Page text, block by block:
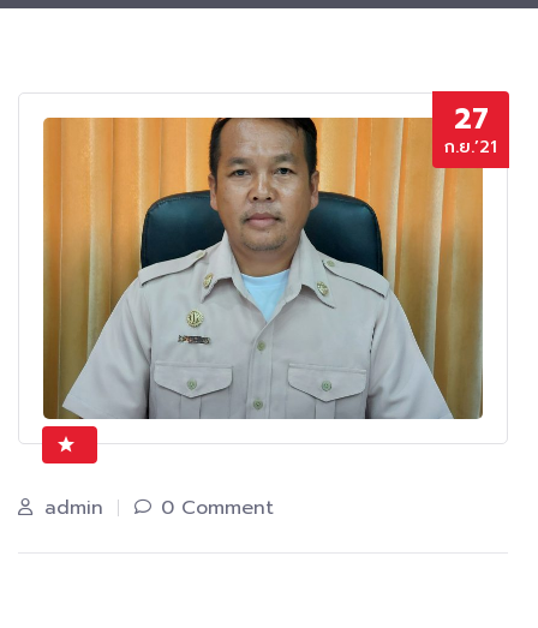
27
ก.ย.’21
admin 0 Comment